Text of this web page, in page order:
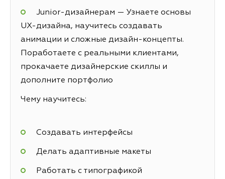
Junior-дизайнерам — Узнаете основы
UX-дизайна, научитесь создавать
анимации и сложные дизайн-концепты.
Поработаете с реальными клиентами,
прокачаете дизайнерские скиллы и
дополните портфолио
Чему научитесь:
Создавать интерфейсы
Делать адаптивные макеты
Работать с типографикой